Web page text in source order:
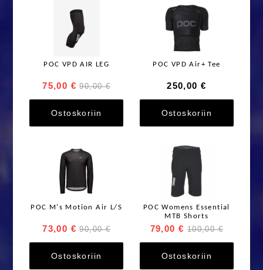
POC VPD AIR LEG
75,00 € 90,00 €
Ostoskoriin
POC VPD Air+ Tee
250,00 €
Ostoskoriin
POC M's Motion Air L/S
73,00 € 90,00 €
Ostoskoriin
POC Womens Essential
MTB Shorts
79,00 € 100,00 €
Ostoskoriin